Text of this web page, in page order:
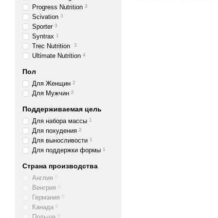
Progress Nutrition 3
Scivation 3
Sporter 3
Syntrax 1
Trec Nutrition 3
Ultimate Nutrition 4
Пол
Для Женщин 2
Для Мужчин 2
Поддерживаемая цель
Для набора массы 1
Для похудения 2
Для выносливости 1
Для поддержки формы 1
Страна производства
Англия 0
Венгрия 0
Германия 0
Канада 0
0